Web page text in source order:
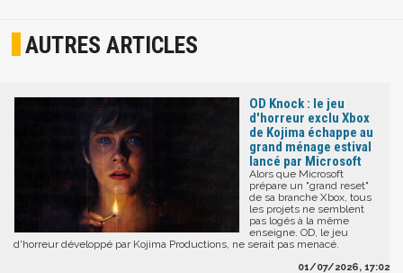
AUTRES ARTICLES
OD Knock : le jeu
d'horreur exclu Xbox
de Kojima échappe au
grand ménage estival
lancé par Microsoft
Alors que Microsoft
prépare un "grand reset"
de sa branche Xbox, tous
les projets ne semblent
pas logés à la même
enseigne. OD, le jeu
d'horreur développé par Kojima Productions, ne serait pas menacé.
01/07/2026, 17:02